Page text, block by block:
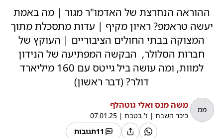
ההוראה הנחרצת של האדמו"ר מגור | מה באמת
יעשה טראמפ? ראיון מקיף | עדות מתסכלת מתוך
המצוקה בבתי החולים הציבוריים | העוקץ של
חברות הסלולר, הבקשה המפתיעה של הנידון
למוות, ומה עושה ביל גייטס עם 160 מיליארד
דולר? (דבר ראשון)
ממ משה מנס ואלי גוטהלף
כיכר השבת | ז' בטבת |
07.01.25
11תגובות